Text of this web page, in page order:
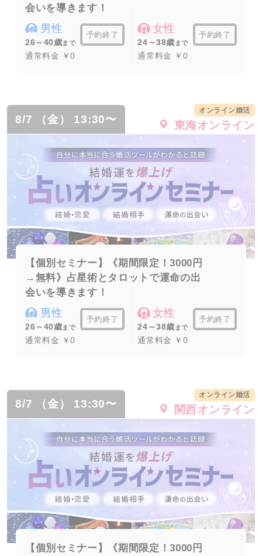
会いを導きます！
男性
26～40歳まで
予約終了
通常料金 ￥0
女性
24～38歳 まで
予約終了
通常料金 ￥0
8/7 （金） 13:30〜
オンライン婚活
東海オンライン
【個別セミナー】《期間限定！3000円
→無料》占星術とタロットで運命の出
会いを導きます！
男性
26～40歳まで
予約終了
通常料金 ￥0
女性
24～38歳 まで
予約終了
通常料金 ￥0
8/7 （金） 13:30〜
オンライン婚活
関西オンライン
【個別セミナー】《期間限定！3000円